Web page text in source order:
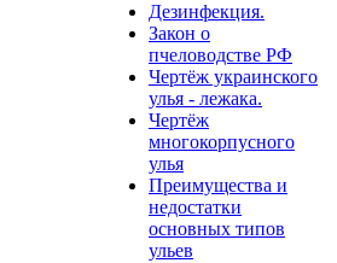
Дезинфекция.
Закон о
пчеловодстве РФ
Чертёж украинского
улья - лежака.
Чертёж
многокорпусного
улья
Преимущества и
недостатки
основных типов
ульев